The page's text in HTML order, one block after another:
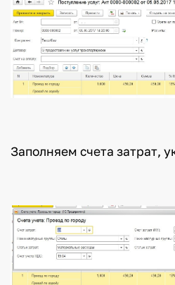
Заполняем счета затрат,